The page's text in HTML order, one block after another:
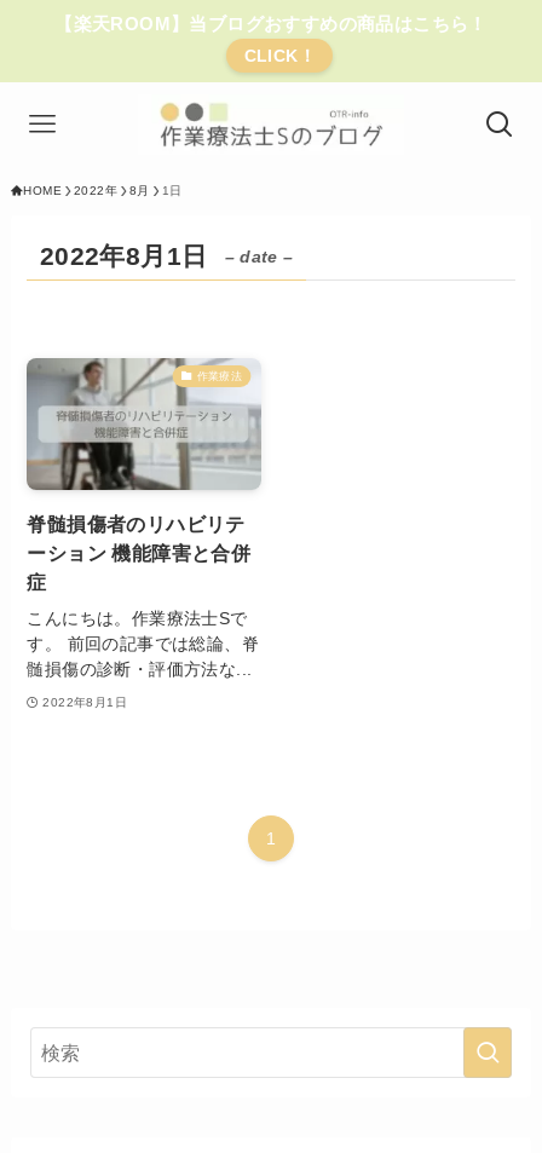
【楽天ROOM】当ブログおすすめの商品はこちら！
CLICK！
HOME 2022年 8月 1日
2022年8月1日 – date –
作業療法
脊髄損傷者のリハビリテ
ーション 機能障害と合併
症
こんにちは。作業療法士Sで
す。 前回の記事では総論、脊
髄損傷の診断・評価方法な...
2022年8月1日
1